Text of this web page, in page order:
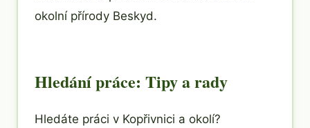
okolní přírody Beskyd.
Hledání práce: Tipy a rady
Hledáte práci v Kopřivnici a okolí?